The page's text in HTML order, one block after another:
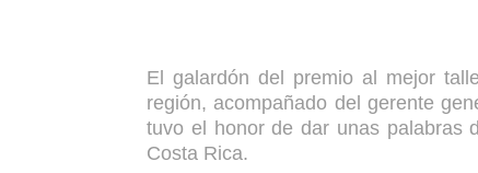
El galardón del premio al mejor
región, acompañado del gerente
tuvo el honor de dar unas palabras
Costa Rica.